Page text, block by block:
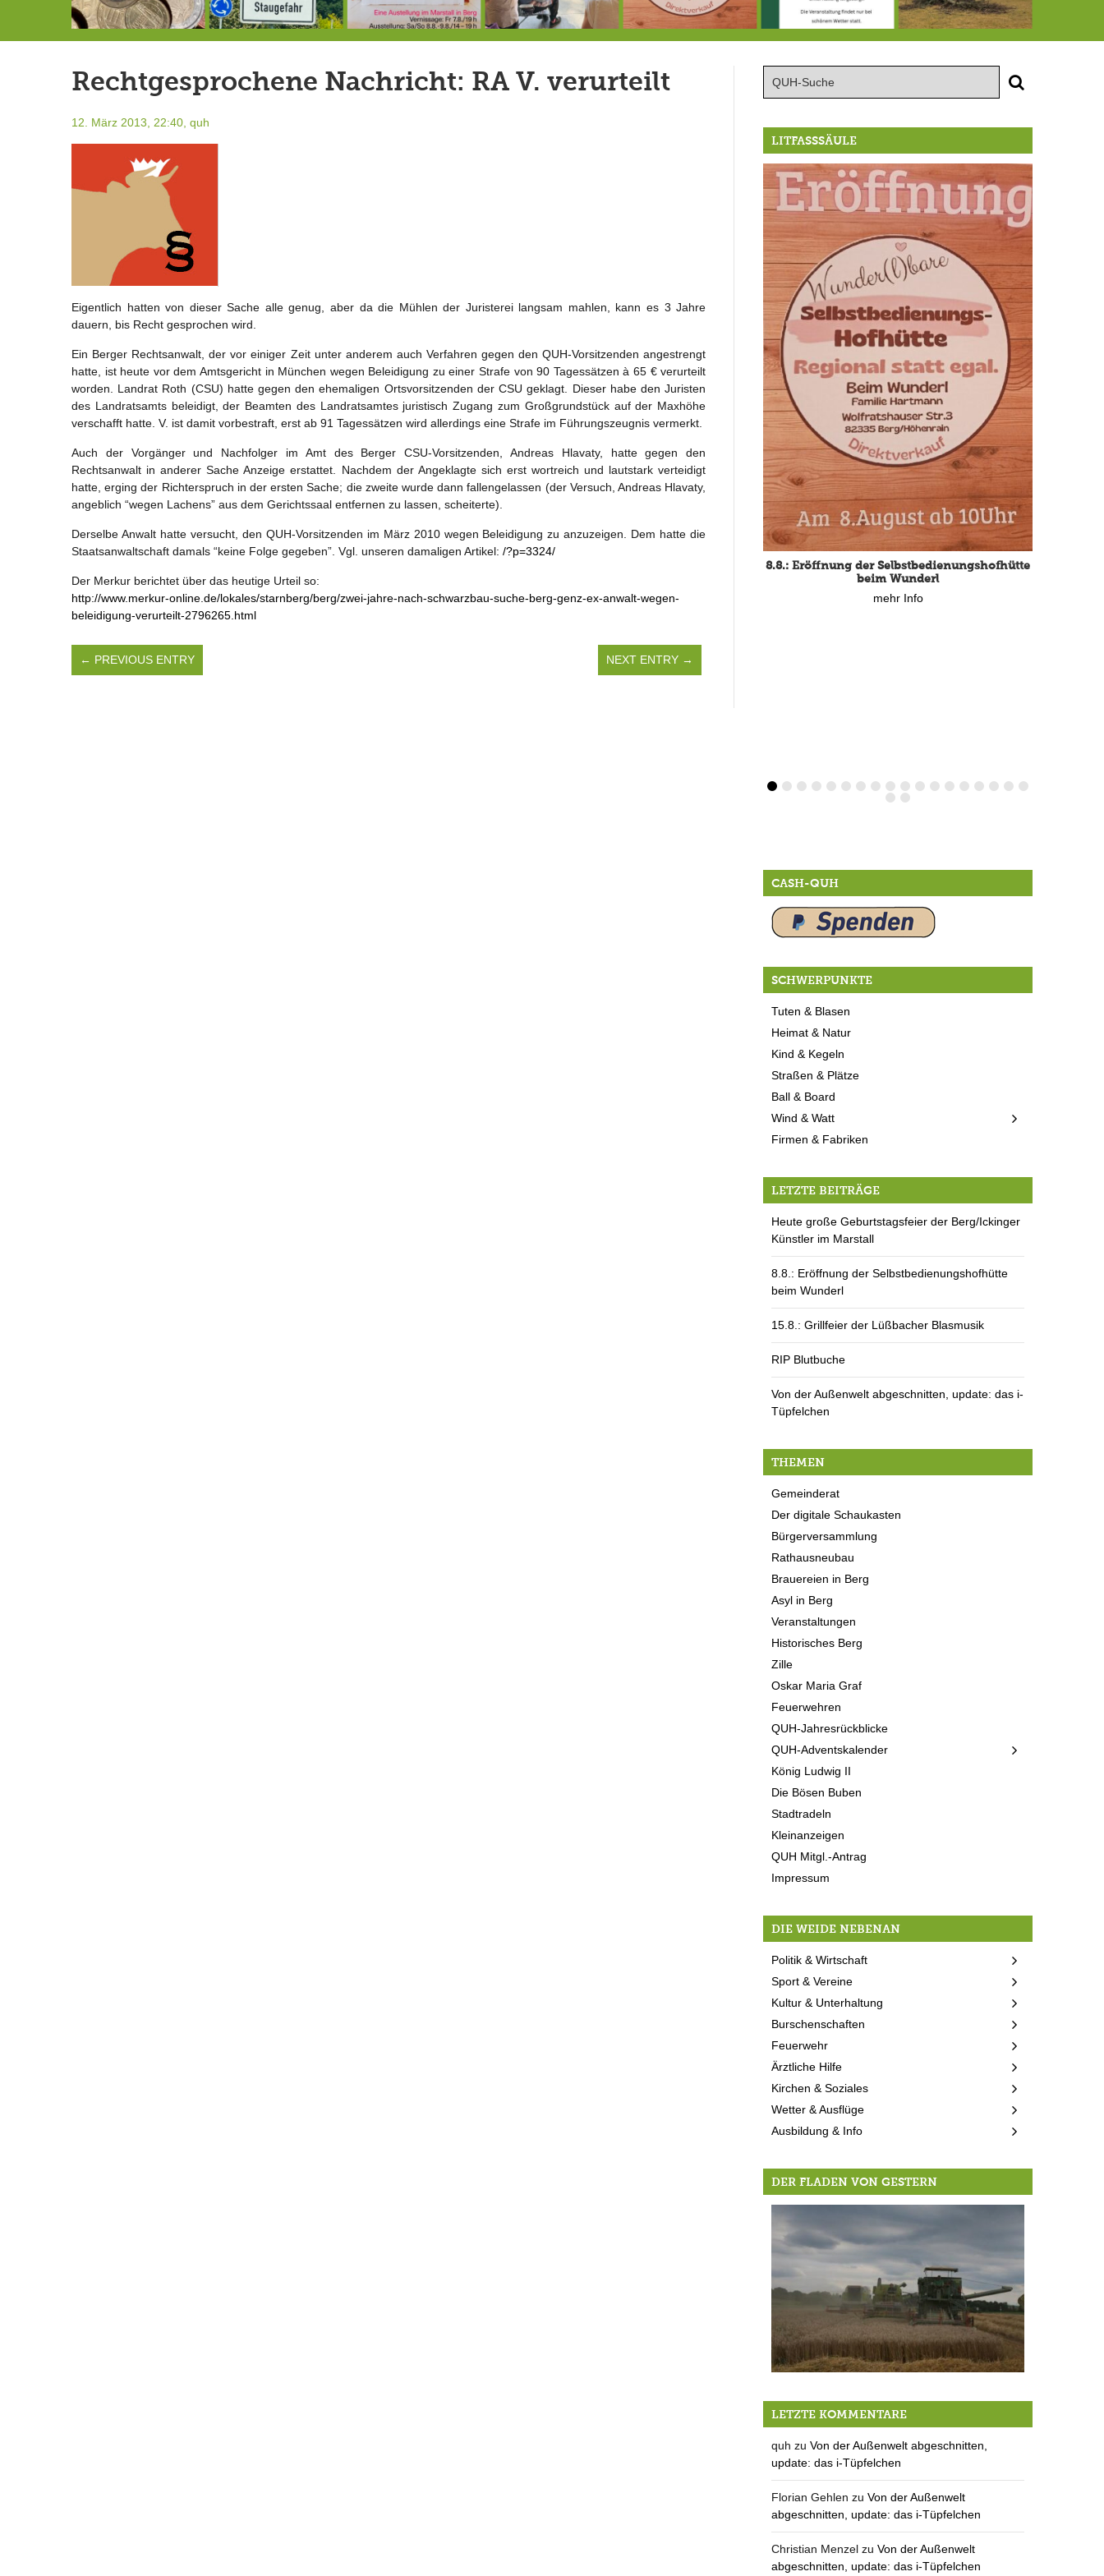
Rechtgesprochene Nachricht: RA V. verurteilt
12. März 2013, 22:40, quh
Eigentlich hatten von dieser Sache alle genug, aber da die Mühlen der Juristerei langsam mahlen, kann es 3 Jahre
dauern, bis Recht gesprochen wird.
Ein Berger Rechtsanwalt, der vor einiger Zeit unter anderem auch Verfahren gegen den QUH-Vorsitzenden angestrengt
hatte, ist heute vor dem Amtsgericht in München wegen Beleidigung zu einer Strafe von 90 Tagessätzen à 65 € verurteilt
worden. Landrat Roth (CSU) hatte gegen den ehemaligen Ortsvorsitzenden der CSU geklagt. Dieser habe den Juristen
des Landratsamts beleidigt, der Beamten des Landratsamtes juristisch Zugang zum Großgrundstück auf der Maxhöhe
verschafft hatte. V. ist damit vorbestraft, erst ab 91 Tagessätzen wird allerdings eine Strafe im Führungszeugnis vermerkt.
Auch der Vorgänger und Nachfolger im Amt des Berger CSU-Vorsitzenden, Andreas Hlavaty, hatte gegen den
Rechtsanwalt in anderer Sache Anzeige erstattet. Nachdem der Angeklagte sich erst wortreich und lautstark verteidigt
hatte, erging der Richterspruch in der ersten Sache; die zweite wurde dann fallengelassen (der Versuch, Andreas Hlavaty,
angeblich “wegen Lachens” aus dem Gerichtssaal entfernen zu lassen, scheiterte).
Derselbe Anwalt hatte versucht, den QUH-Vorsitzenden im März 2010 wegen Beleidigung zu anzuzeigen. Dem hatte die
Staatsanwaltschaft damals “keine Folge gegeben”. Vgl. unseren damaligen Artikel: /?p=3324/
Der Merkur berichtet über das heutige Urteil so:
http://www.merkur-online.de/lokales/starnberg/berg/zwei-jahre-nach-schwarzbau-suche-berg-genz-ex-anwalt-wegen-
beleidigung-verurteilt-2796265.html
← PREVIOUS ENTRY NEXT ENTRY →
LITFASSSÄULE
8.8.: Eröffnung der Selbstbedienungshofhütte
beim Wunderl
mehr Info
CASH-QUH
SCHWERPUNKTE
Tuten & Blasen
Heimat & Natur
Kind & Kegeln
Straßen & Plätze
Ball & Board
Wind & Watt
Firmen & Fabriken
LETZTE BEITRÄGE
Heute große Geburtstagsfeier der Berg/Ickinger
Künstler im Marstall
8.8.: Eröffnung der Selbstbedienungshofhütte
beim Wunderl
15.8.: Grillfeier der Lüßbacher Blasmusik
RIP Blutbuche
Von der Außenwelt abgeschnitten, update: das i-
Tüpfelchen
THEMEN
Gemeinderat
Der digitale Schaukasten
Bürgerversammlung
Rathausneubau
Brauereien in Berg
Asyl in Berg
Veranstaltungen
Historisches Berg
Zille
Oskar Maria Graf
Feuerwehren
QUH-Jahresrückblicke
QUH-Adventskalender
König Ludwig II
Die Bösen Buben
Stadtradeln
Kleinanzeigen
QUH Mitgl.-Antrag
Impressum
DIE WEIDE NEBENAN
Politik & Wirtschaft
Sport & Vereine
Kultur & Unterhaltung
Burschenschaften
Feuerwehr
Ärztliche Hilfe
Kirchen & Soziales
Wetter & Ausflüge
Ausbildung & Info
DER FLADEN VON GESTERN
LETZTE KOMMENTARE
quh zuVon der Außenwelt abgeschnitten,
update: das i-Tüpfelchen
Florian Gehlen zuVon der Außenwelt
abgeschnitten, update: das i-Tüpfelchen
Christian Menzel zuVon der Außenwelt
abgeschnitten, update: das i-Tüpfelchen